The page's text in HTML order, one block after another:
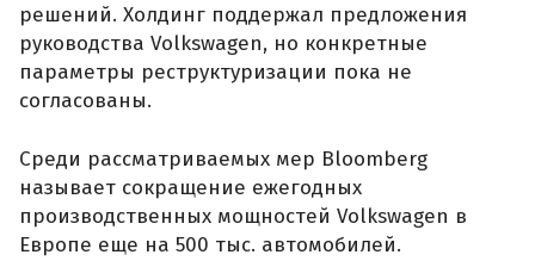
решений. Холдинг поддержал предложения
руководства Volkswagen, но конкретные
параметры реструктуризации пока не
согласованы.
Среди рассматриваемых мер Bloomberg
называет сокращение ежегодных
производственных мощностей Volkswagen в
Европе еще на 500 тыс. автомобилей.